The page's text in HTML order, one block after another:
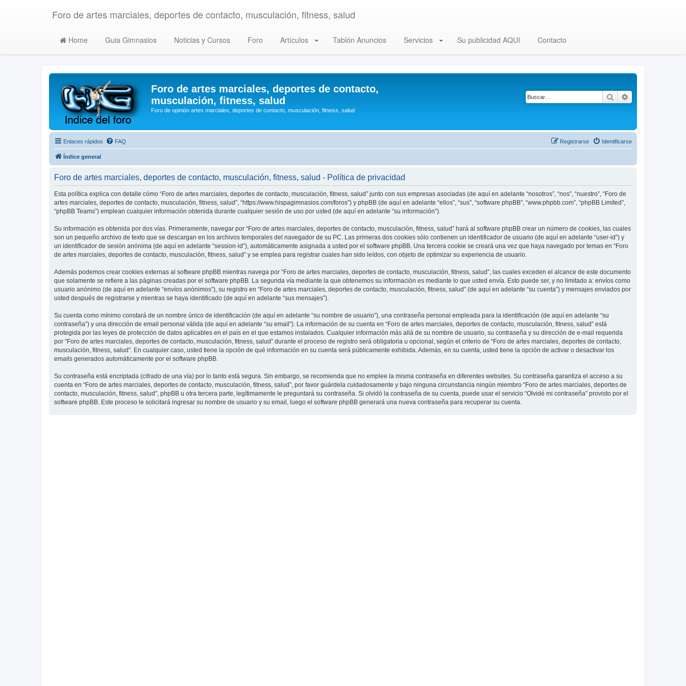
Foro de artes marciales, deportes de contacto, musculación, fitness, salud
Home Guia Gimnasios Noticias y Cursos Foro Artículos Tablón Anuncios Servicios Su publicidad AQUI Contacto
Foro de artes marciales, deportes de contacto,
musculación, fitness, salud
Foro de opinión artes marciales, deportes de contacto, musculación, fitness, salud
Buscar
Enlaces rápidos FAQ Identificarse
Registrarse
Índice general
Foro de artes marciales, deportes de contacto, musculación, fitness, salud - Política de privacidad
Esta política explica con detalle cómo “Foro de artes marciales, deportes de contacto, musculación, fitness, salud” junto con sus empresas asociadas (de aquí en adelante “nosotros”, “nos”, “nuestro”, “Foro de
artes marciales, deportes de contacto, musculación, fitness, salud”, “https://www.hispagimnasios.com/foros”) y phpBB (de aquí en adelante “ellos”, “sus”, “software phpBB”, “www.phpbb.com”, “phpBB Limited”,
“phpBB Teams”) emplean cualquier información obtenida durante cualquier sesión de uso por usted (de aquí en adelante “su información”).
Su información es obtenida por dos vías. Primeramente, navegar por “Foro de artes marciales, deportes de contacto, musculación, fitness, salud” hará al software phpBB crear un número de cookies, las cuales
son un pequeño archivo de texto que se descargan en los archivos temporales del navegador de su PC. Las primeras dos cookies sólo contienen un identificador de usuario (de aquí en adelante “user-id”) y
un identificador de sesión anónima (de aquí en adelante “session-id”), automáticamente asignada a usted por el software phpBB. Una tercera cookie se creará una vez que haya navegado por temas en “Foro
de artes marciales, deportes de contacto, musculación, fitness, salud” y se emplea para registrar cuales han sido leídos, con objeto de optimizar su experiencia de usuario.
Además podemos crear cookies externas al software phpBB mientras navega por “Foro de artes marciales, deportes de contacto, musculación, fitness, salud”, las cuales exceden el alcance de este documento
que solamente se refiere a las páginas creadas por el software phpBB. La segunda vía mediante la que obtenemos su información es mediante lo que usted envía. Esto puede ser, y no limitado a: envíos como
usuario anónimo (de aquí en adelante “envíos anónimos”), su registro en “Foro de artes marciales, deportes de contacto, musculación, fitness, salud” (de aquí en adelante “su cuenta”) y mensajes enviados por
usted después de registrarse y mientras se haya identificado (de aquí en adelante “sus mensajes”).
Su cuenta como mínimo constará de un nombre único de identificación (de aquí en adelante “su nombre de usuario”), una contraseña personal empleada para la identificación (de aquí en adelante “su
contraseña”) y una dirección de email personal válida (de aquí en adelante “su email”). La información de su cuenta en “Foro de artes marciales, deportes de contacto, musculación, fitness, salud” está
protegida por las leyes de protección de datos aplicables en el país en el que estamos instalados. Cualquier información más allá de su nombre de usuario, su contraseña y su dirección de e-mail requerida
por “Foro de artes marciales, deportes de contacto, musculación, fitness, salud” durante el proceso de registro será obligatoria u opcional, según el criterio de “Foro de artes marciales, deportes de contacto,
musculación, fitness, salud”. En cualquier caso, usted tiene la opción de qué información en su cuenta será públicamente exhibida. Además, en su cuenta, usted tiene la opción de activar o desactivar los
emails generados automáticamente por el software phpBB.
Su contraseña está encriptada (cifrado de una vía) por lo tanto está segura. Sin embargo, se recomienda que no emplee la misma contraseña en diferentes websites. Su contraseña garantiza el acceso a su
cuenta en “Foro de artes marciales, deportes de contacto, musculación, fitness, salud”, por favor guárdela cuidadosamente y bajo ninguna circunstancia ningún miembro “Foro de artes marciales, deportes de
contacto, musculación, fitness, salud”, phpBB u otra tercera parte, legítimamente le preguntará su contraseña. Si olvidó la contraseña de su cuenta, puede usar el servicio “Olvidé mi contraseña” provisto por el
software phpBB. Este proceso le solicitará ingresar su nombre de usuario y su email, luego el software phpBB generará una nueva contraseña para recuperar su cuenta.